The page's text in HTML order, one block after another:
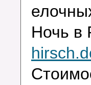
Ночь в